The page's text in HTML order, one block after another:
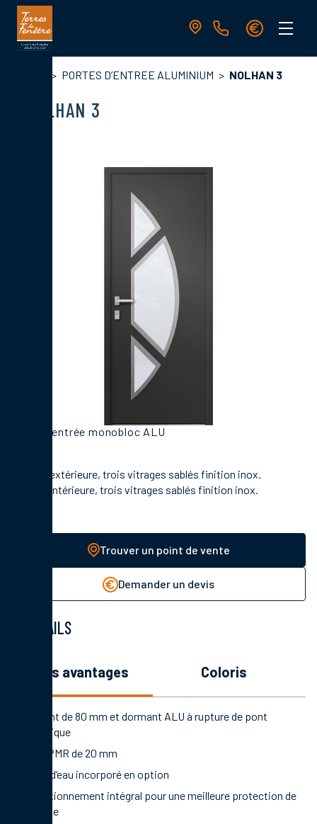
Aller
contenu
principale
PORTES D’ENTREE ALUMINIUM NOLHAN 3
NOLHAN 3
Porte d'entrée monobloc ALU
En face extérieure, trois vitrages sablés finition inox.
En face intérieure, trois vitrages sablés finition inox.
Trouver un point de vente
Demander un devis
DÉTAILS
les avantages coloris
Ouvrant de 80 mm et dormant ALU à rupture de pont
thermique
Seuil PMR de 20 mm
Rejet d’eau incorporé en option
Conditionnement intégral pour une meilleure protection de
la porte